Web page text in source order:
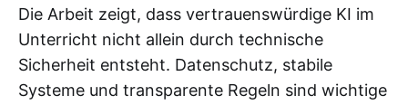
Die Arbeit zeigt, dass vertrauenswürdige KI im
Unterricht nicht allein durch technische
Sicherheit entsteht. Datenschutz, stabile
Systeme und transparente Regeln sind wichtige